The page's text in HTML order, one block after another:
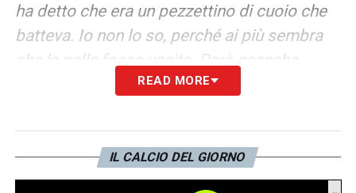
ha detto che era un pezzettino di cuoio che
batteva. Io non lo so, perché ai più sembra
che la palla fosse uscita. Però neanche
questi ultimi lo sanno come si fa a vedere.
per buona. Ma al di là di quello, il gol è
Immobile che si fa togliere una palla invece
di difenderla. La fase difensiva è il grande
READ MORE
IL CALCIO DEL GIORNO